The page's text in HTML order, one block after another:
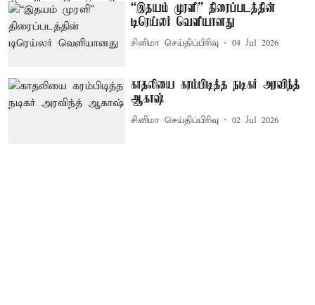
“இதயம் முரளி” திரைப்படத்தின்
டிரெய்லர் வெளியானது
சினிமா செய்திப்பிரிவு 04 Jul 2026
காதலியை கரம்பிடித்த நடிகர் அரவிந்த்
ஆகாஷ்
சினிமா செய்திப்பிரிவு 02 Jul 2026